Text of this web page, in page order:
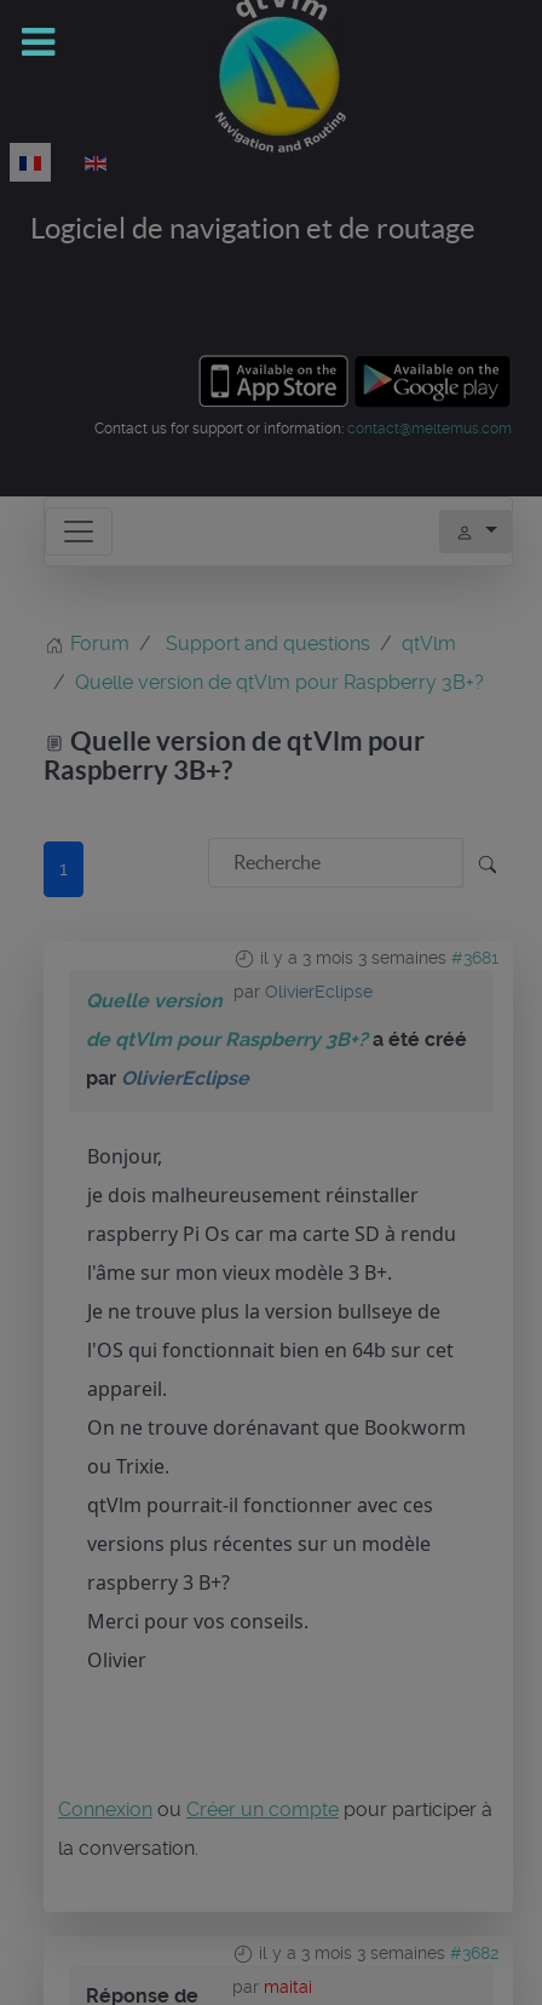
Sélectionnez votre langue
Logiciel de navigation et de routage
Contact us for support or information: contact@meltemus.com
Forum Support and questions
qtVlm
Quelle version de qtVlm pour Raspberry 3B+?
Quelle version de qtVlm pour
Raspberry 3B+?
1
il y a 3 mois 3 semaines #3681
par OlivierEclipse
Quelle version
de qtVlm pour Raspberry 3B+?a été créé
par OlivierEclipse
Bonjour,
je dois malheureusement réinstaller
raspberry Pi Os car ma carte SD à rendu
l'âme sur mon vieux modèle 3 B+.
Je ne trouve plus la version bullseye de
l'OS qui fonctionnait bien en 64b sur cet
appareil.
On ne trouve dorénavant que Bookworm
ou Trixie.
qtVlm pourrait-il fonctionner avec ces
versions plus récentes sur un modèle
raspberry 3 B+?
Merci pour vos conseils.
Olivier
Connexion ou Créer un compte pour participer à
la conversation.
il y a 3 mois 3 semaines #3682
par maitai
Réponse de